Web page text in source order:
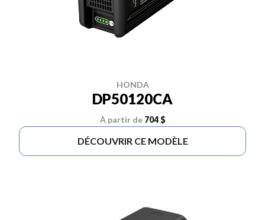
HONDA
DP50120CA
À partir de 704 $
DÉCOUVRIR CE MODÈLE